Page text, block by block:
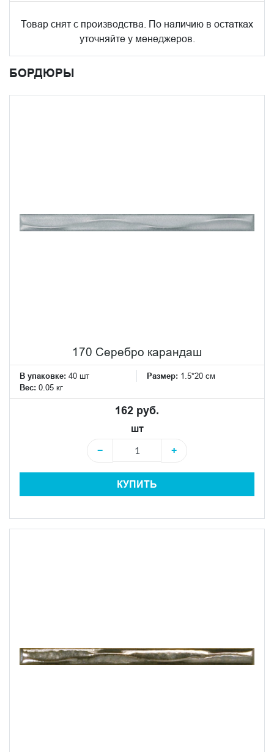
Товар снят с производства. По наличию в остатках
уточняйте у менеджеров.
БОРДЮРЫ
170 Серебро карандаш
В упаковке: 40 шт Размер: 1.5*20 см
Вес: 0.05 кг
162 руб.
шт
−
+
КУПИТЬ